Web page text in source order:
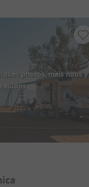
photos, mais nous y